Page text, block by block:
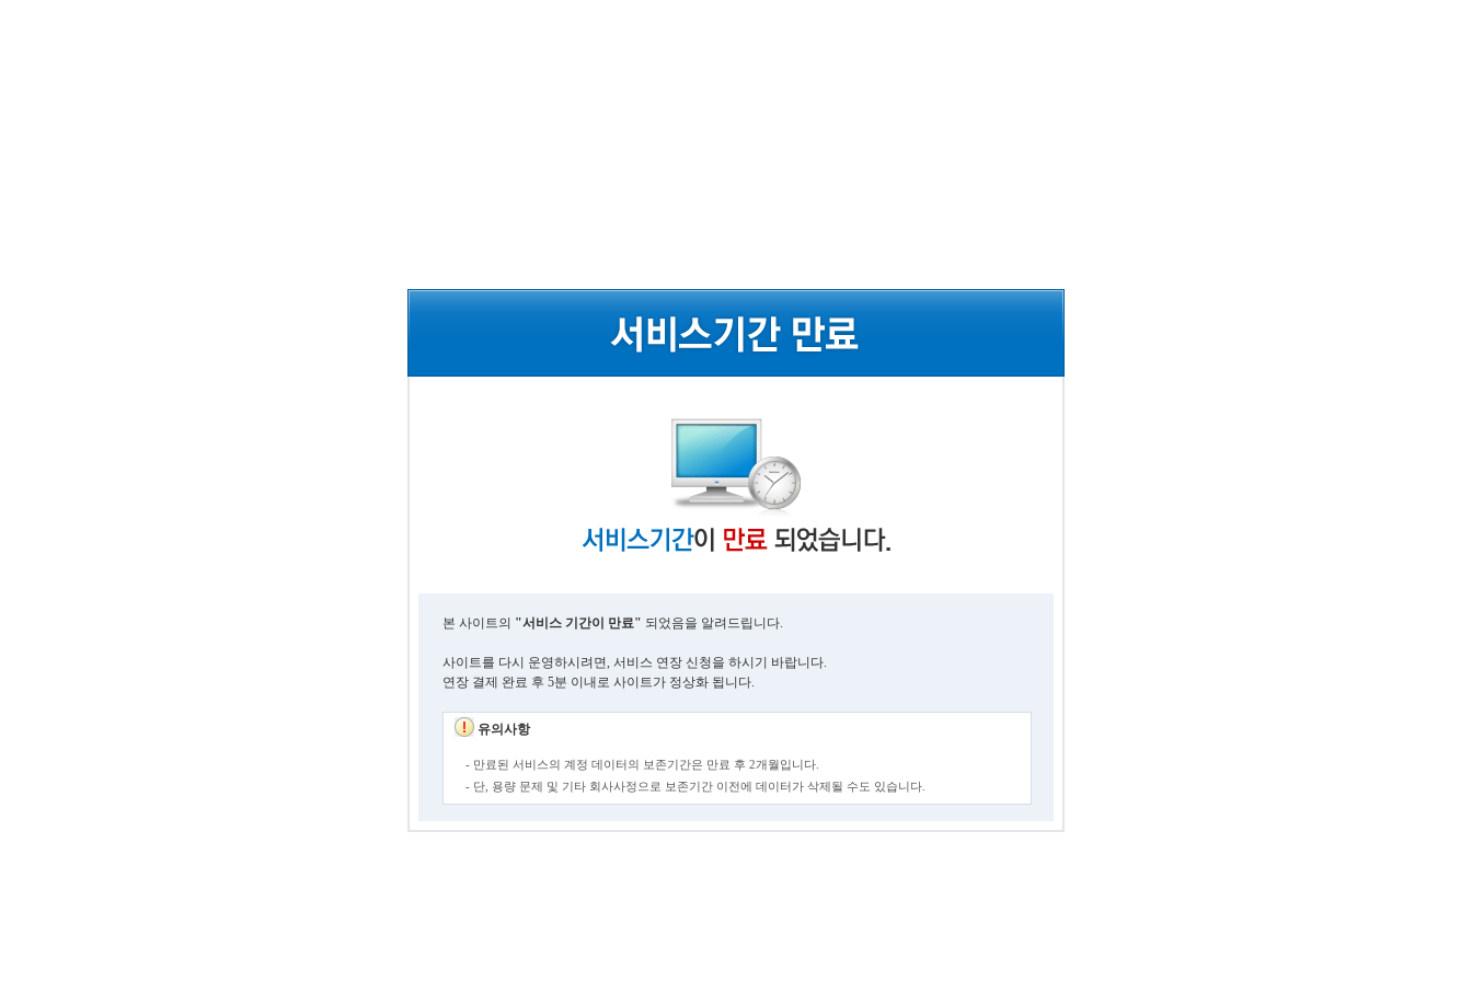
본 사이트의 "서비스 기간이 만료" 되었음을 알려드립니다.
사이트를 다시 운영하시려면, 서비스 연장 신청을 하시기 바랍니다.
연장 결제 완료 후 5분 이내로 사이트가 정상화 됩니다.
유의사항
- 만료된 서비스의 계정 데이터의 보존기간은 만료 후 2개월입니다.
- 단, 용량 문제 및 기타 회사사정으로 보존기간 이전에 데이터가 삭제될 수도 있습니다.